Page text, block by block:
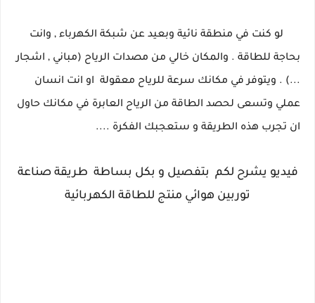
لو كنت في منطقة نائية وبعيد عن شبكة الكهرباء , وانت
بحاجة للطاقة . والمكان خالي من مصدات الرياح (مباني , اشجار
...) . ويتوفر في مكانك سرعة للرياح معقولة او انت انسان
عملي وتسعى لحصد الطاقة من الرياح العابرة في مكانك حاول
ان تجرب هذه الطريقة و ستعجبك الفكرة ....
فيديو يشرح لكم بتفصيل و بكل بساطة طريقة صناعة
توربين هوائي منتج للطاقة الكهربائية